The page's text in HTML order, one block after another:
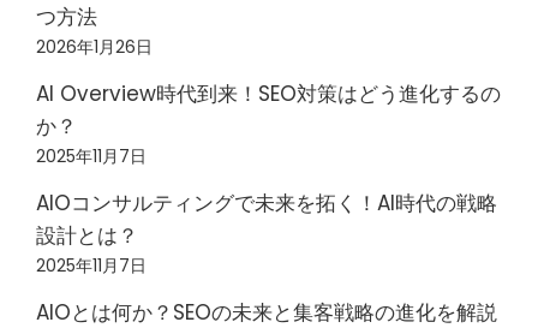
つ方法
2026年1月26日
AI Overview時代到来！SEO対策はどう進化するの
か？
2025年11月7日
AIOコンサルティングで未来を拓く！AI時代の戦略
設計とは？
2025年11月7日
AIOとは何か？SEOの未来と集客戦略の進化を解説